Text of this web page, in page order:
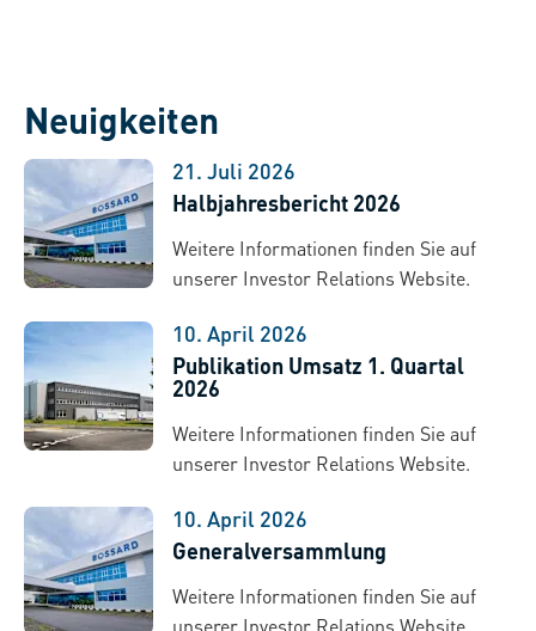
Neuigkeiten
21. Juli 2026
Halbjahresbericht 2026
Weitere Informationen finden Sie auf
unserer Investor Relations Website.
10. April 2026
Publikation Umsatz 1. Quartal
2026
Weitere Informationen finden Sie auf
unserer Investor Relations Website.
10. April 2026
Generalversammlung
Weitere Informationen finden Sie auf
unserer Investor Relations Website.